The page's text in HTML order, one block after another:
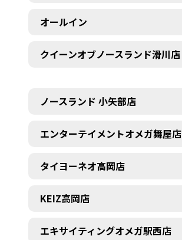
オールイン
クイーンオブノースランド滑川店
ノースランド 小矢部店
エンターテイメントオメガ舞屋店
タイヨーネオ高岡店
KEIZ高岡店
エキサイティングオメガ駅西店